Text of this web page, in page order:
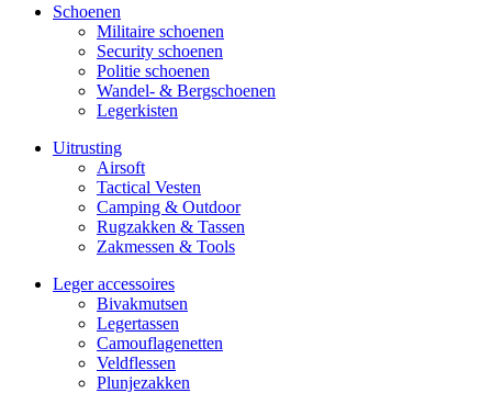
Schoenen
Militaire schoe­nen
Security schoenen
Politie schoenen
Wandel- & Berg­­schoenen
Legerkisten
Uitrusting
Airsoft
Tactical Ves­ten
Camping & Outdoor
Rugzakken & Tassen
Zakmessen & Tools
Leger accessoires
Bivakmutsen
Legertassen
Camouflage­­netten
Veldflessen
Plunjezakken